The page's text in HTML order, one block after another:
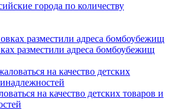
города по количеству
разместили адреса бомбоубежищ
на качество детских товаров и